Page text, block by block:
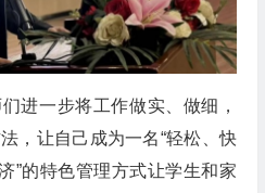
进一步将工作做实、做细，
，让自己成为一名“轻松、快
”的特色管理方式让学生和家